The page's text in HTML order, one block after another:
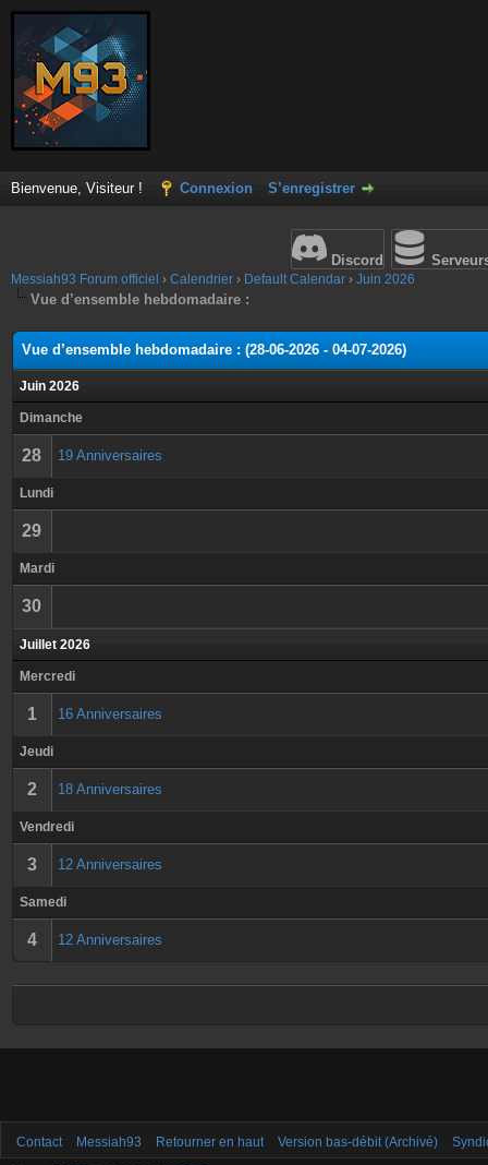
Bienvenue, Visiteur ! Connexion S’enregistrer
Discord
Messiah93 Forum officiel › Calendrier › Default Calendar › Juin 2026
Vue d’ensemble hebdomadaire :
Vue d’ensemble hebdomadaire : (28-06-2026 - 04-07-2026)
Juin 2026
Dimanche
28 19 Anniversaires
Lundi
29
Mardi
30
Juillet 2026
Mercredi
1 16 Anniversaires
Jeudi
2 18 Anniversaires
Vendredi
3 12 Anniversaires
Samedi
4 12 Anniversaires
Contact Messiah93 Retourner en haut Version bas-débit (Archivé)